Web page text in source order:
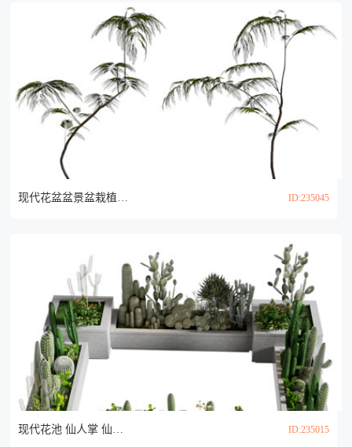
现代花盆盆景盆栽植物3d模型 ID:235045
现代花池 仙人掌 仙人球 多肉植物盆景盆栽3d模型 ID:235015